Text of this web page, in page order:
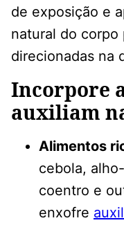
de exposição e
natural do corpo
direcionadas na
Incorpore
auxiliam
Alimentos
cebola,
coentro e
enxofre